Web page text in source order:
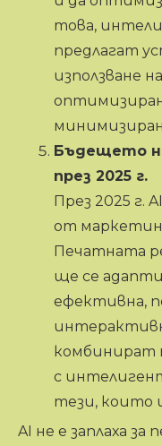
това,
предлагат
използване
Бъдещето
през 2025 г.
През 2025 г.
от
Печатната
ще се
ефективна,
комбинират
с
тези, които
AI не е заплаха